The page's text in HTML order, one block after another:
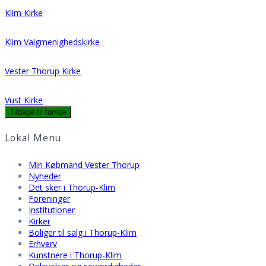
Klim Kirke
Klim Valgmenighedskirke
Vester Thorup Kirke
Vust Kirke
Lokal Menu
Min Købmand Vester Thorup
Nyheder
Det sker i Thorup-Klim
Foreninger
Institutioner
Kirker
Boliger til salg i Thorup-Klim
Erhverv
Kunstnere i Thorup-Klim